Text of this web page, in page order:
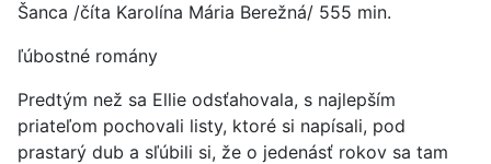
Šanca /číta Karolína Mária Berežná/ 555 min.
ľúbostné romány
Predtým než sa Ellie odsťahovala, s najlepším
priateľom pochovali listy, ktoré si napísali, pod
prastarý dub a sľúbili si, že o jedenásť rokov sa tam